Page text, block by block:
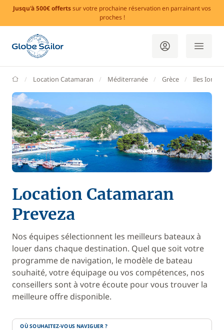
Jusqu'à 500€ offertssur votre prochaine réservation en parrainant vos
proches !
GlobeSailor
Location Catamaran Méditerranée Grèce Iles
Location Catamaran
Preveza
Nos équipes sélectionnent les meilleurs bateaux à
louer dans chaque destination. Quel que soit votre
programme de navigation, le modèle de bateau
souhaité, votre équipage ou vos compétences, nos
conseillers sont à votre écoute pour vous trouver la
meilleure offre disponible.
OÙ SOUHAITEZ-VOUS NAVIGUER ?